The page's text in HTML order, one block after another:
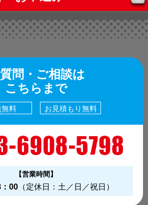
問・ご相談は
こちらまで
料 お見積もり無料
【営業時間】
00 （定休日：土／日／祝日）